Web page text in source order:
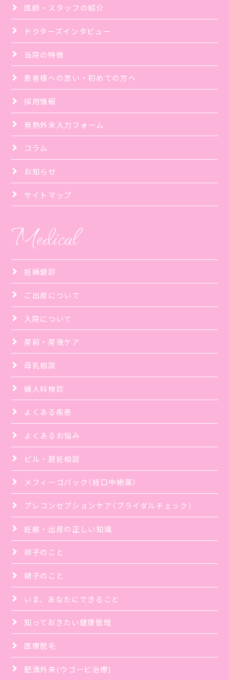
医師・スタッフの紹介
ドクターズインタビュー
当院の特徴
患者様への思い・初めての方へ
採用情報
発熱外来入力フォーム
コラム
お知らせ
サイトマップ
Medical
妊婦健診
ご出産について
入院について
産前・産後ケア
母乳相談
婦人科検診
よくある疾患
よくあるお悩み
ピル・避妊相談
メフィーゴパック（経口中絶薬）
プレコンセプションケア（ブライダルチェック）
妊娠・出産の正しい知識
卵子のこと
精子のこと
いま、あなたにできること
知っておきたい健康管理
医療脱毛
肥満外来(ウゴービ治療)